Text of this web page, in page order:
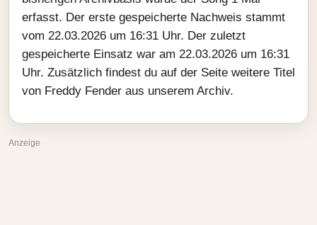
erfasst. Der erste gespeicherte Nachweis stammt
vom 22.03.2026 um 16:31 Uhr. Der zuletzt
gespeicherte Einsatz war am 22.03.2026 um 16:31
Uhr. Zusätzlich findest du auf der Seite weitere Titel
von Freddy Fender aus unserem Archiv.
Anzeige